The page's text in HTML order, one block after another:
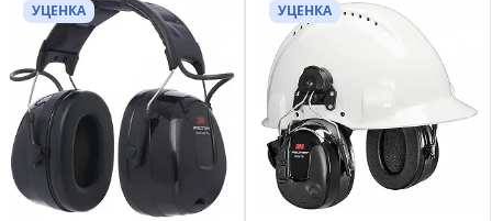
УЦЕНКА УЦЕНКА